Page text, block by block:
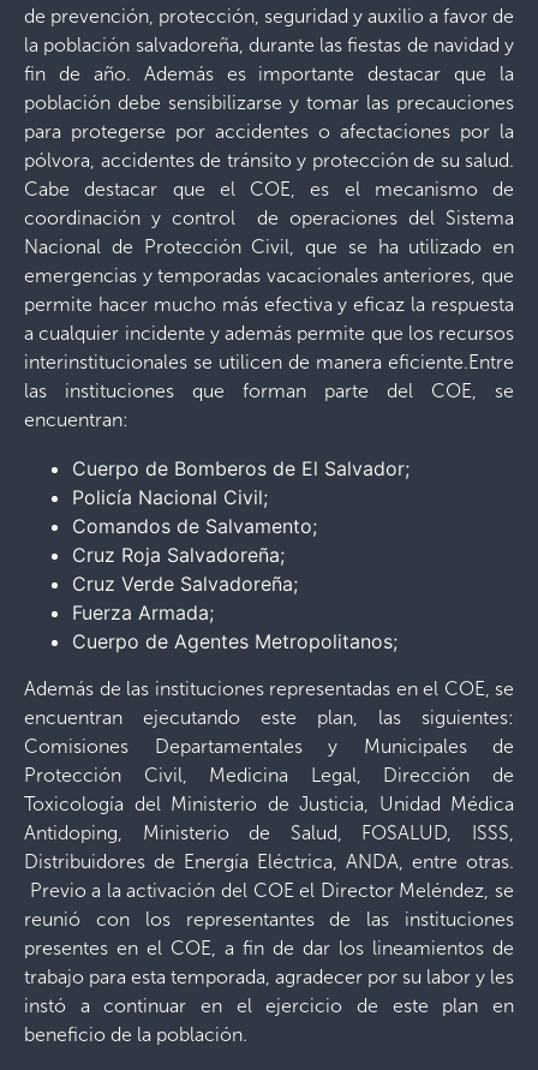
de prevención, protección, seguridad y auxilio a favor de
la población salvadoreña, durante las fiestas de navidad y
fin de año. Además es importante destacar que la
población debe sensibilizarse y tomar las precauciones
para protegerse por accidentes o afectaciones por la
pólvora, accidentes de tránsito y protección de su salud.
Cabe destacar que el COE, es el mecanismo de
coordinación y control de operaciones del Sistema
Nacional de Protección Civil, que se ha utilizado en
emergencias y temporadas vacacionales anteriores, que
permite hacer mucho más efectiva y eficaz la respuesta
a cualquier incidente y además permite que los recursos
interinstitucionales se utilicen de manera eficiente.Entre
las instituciones que forman parte del COE, se
encuentran:
Cuerpo de Bomberos de El Salvador;
Policía Nacional Civil;
Comandos de Salvamento;
Cruz Roja Salvadoreña;
Cruz Verde Salvadoreña;
Fuerza Armada;
Cuerpo de Agentes Metropolitanos;
Además de las instituciones representadas en el COE, se
encuentran ejecutando este plan, las siguientes:
Comisiones Departamentales y Municipales de
Protección Civil, Medicina Legal, Dirección de
Toxicología del Ministerio de Justicia, Unidad Médica
Antidoping, Ministerio de Salud, FOSALUD, ISSS,
Distribuidores de Energía Eléctrica, ANDA, entre otras.
Previo a la activación del COE el Director Meléndez, se
reunió con los representantes de las instituciones
presentes en el COE, a fin de dar los lineamientos de
trabajo para esta temporada, agradecer por su labor y les
instó a continuar en el ejercicio de este plan en
beneficio de la población.